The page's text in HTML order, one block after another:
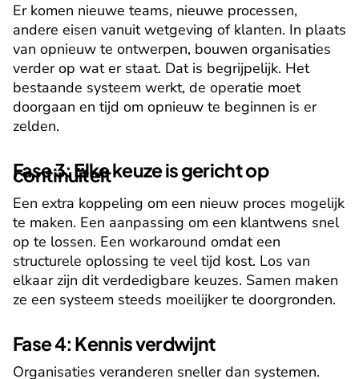
Er komen nieuwe teams, nieuwe processen,
andere eisen vanuit wetgeving of klanten. In plaats
van opnieuw te ontwerpen, bouwen organisaties
verder op wat er staat. Dat is begrijpelijk. Het
bestaande systeem werkt, de operatie moet
doorgaan en tijd om opnieuw te beginnen is er
zelden.
Fase 3: Elke keuze is gericht op
continuïteit
Een extra koppeling om een nieuw proces mogelijk
te maken. Een aanpassing om een klantwens snel
op te lossen. Een workaround omdat een
structurele oplossing te veel tijd kost. Los van
elkaar zijn dit verdedigbare keuzes. Samen maken
ze een systeem steeds moeilijker te doorgronden.
Fase 4: Kennis verdwijnt
Organisaties veranderen sneller dan systemen.